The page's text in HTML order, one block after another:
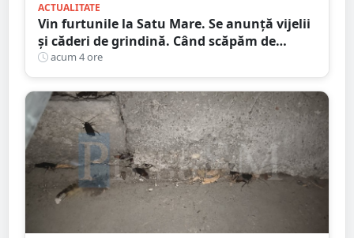
ACTUALITATE
Vin furtunile la Satu Mare. Se anunță vijelii
și căderi de grindină. Când scăpăm de
caniculă
acum 4 ore